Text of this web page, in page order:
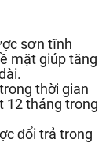
sơn tĩnh
mặt giúp tăng
thời gian
12 tháng trong
đổi trả trong